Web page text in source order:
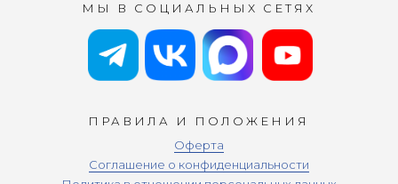
МЫ В СОЦИАЛЬНЫХ СЕТЯХ
ПРАВИЛА И ПОЛОЖЕНИЯ
Оферта
Соглашение о конфиденциальности